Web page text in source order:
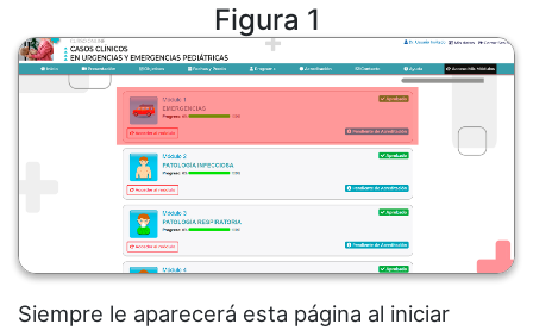
Figura 1
Siempre le aparecerá esta página al iniciar